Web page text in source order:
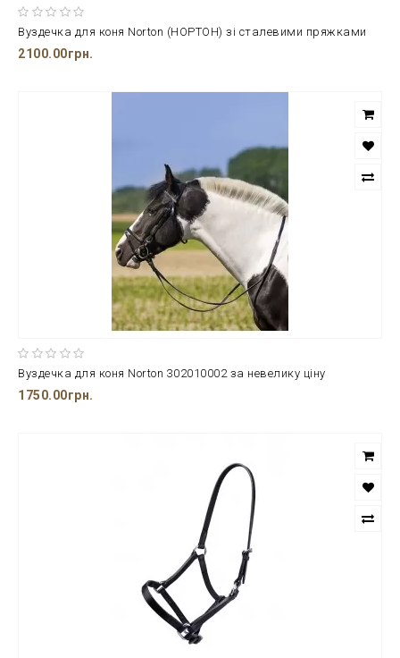
Вуздечка для коня Norton (НОРТОН) зі сталевими пряжками
2100.00грн.
Вуздечка для коня Norton 302010002 за невелику ціну
1750.00грн.